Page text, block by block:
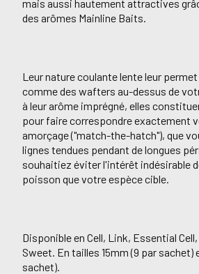
mais aussi hautement attractives
des arômes Mainline Baits.
Leur nature coulante lente leur
comme des wafters au-dessus de
à leur arôme imprégné, elles
pour faire correspondre exactement
amorçage ("match-the-hatch"), que
lignes tendues pendant de longues
souhaitiez éviter l'intérêt indésirable
poisson que votre espèce cible.
Disponible en Cell, Link, Essential Cell,
Sweet. En tailles 15mm (9 par sachet)
sachet).